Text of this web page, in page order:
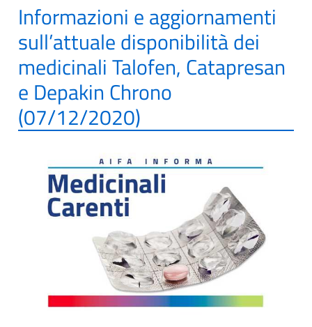
Informazioni e aggiornamenti
sull’attuale disponibilità dei
medicinali Talofen, Catapresan
e Depakin Chrono
(07/12/2020)